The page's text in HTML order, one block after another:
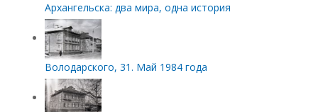
Архангельска: два мира, одна история
Володарского, 31. Май 1984 года